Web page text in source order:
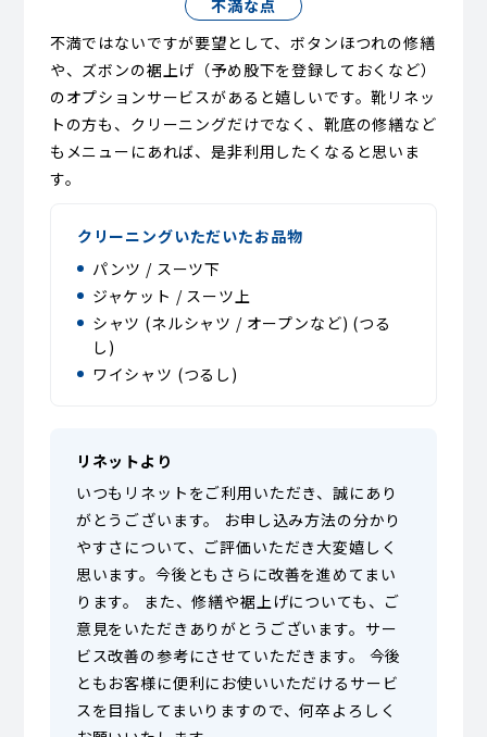
不満な点
不満ではないですが要望として、ボタンほつれの修繕
や、ズボンの裾上げ（予め股下を登録しておくなど）
のオプションサービスがあると嬉しいです。靴リネッ
トの方も、クリーニングだけでなく、靴底の修繕など
もメニューにあれば、是非利用したくなると思いま
す。
クリーニングいただいたお品物
パンツ / スーツ下
ジャケット / スーツ上
シャツ (ネルシャツ / オープンなど) (つる
し)
ワイシャツ (つるし)
リネットより
いつもリネットをご利用いただき、誠にあり
がとうございます。 お申し込み方法の分かり
やすさについて、ご評価いただき大変嬉しく
思います。今後ともさらに改善を進めてまい
ります。 また、修繕や裾上げについても、ご
意見をいただきありがとうございます。サー
ビス改善の参考にさせていただきます。 今後
ともお客様に便利にお使いいただけるサービ
スを目指してまいりますので、何卒よろしく